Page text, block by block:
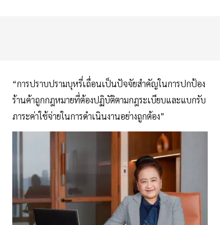
“การปราบปรามบุหรี่เถื่อนเป็นปัจจัยสำคัญในการปกป้อง
ร้านค้าถูกกฎหมายที่ต้องปฏิบัติตามกฎระเบียบและแบกรับ
ภาระค่าใช้จ่ายในการดำเนินงานอย่างถูกต้อง”